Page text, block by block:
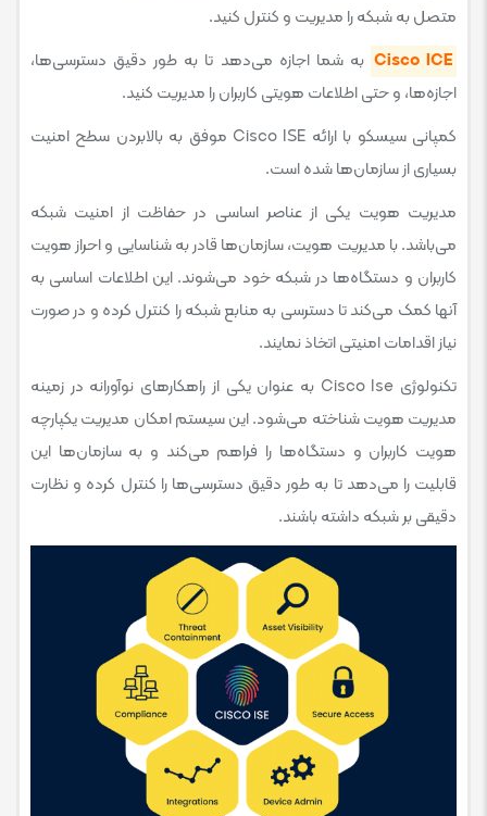
متصل به شبکه را مدیریت و کنترل کنید.
Cisco ICE به شما اجازه می‌دهد تا به طور دقیق دسترسی‌ها،
اجازه‌ها، و حتی اطلاعات هویتی کاربران را مدیریت کنید.
کمپانی سیسکو با ارائه Cisco ISE موفق به بالابردن سطح امنیت
بسیاری از سازمان‌ها شده است.
مدیریت هویت یکی از عناصر اساسی در حفاظت از امنیت شبکه
می‌باشد. با مدیریت هویت، سازمان‌ها قادر به شناسایی و احراز هویت
کاربران و دستگاه‌ها در شبکه خود می‌شوند. این اطلاعات اساسی به
آنها کمک می‌کند تا دسترسی به منابع شبکه را کنترل کرده و در صورت
نیاز اقدامات امنیتی اتخاذ نمایند.
تکنولوژی Cisco Ise به عنوان یکی از راهکارهای نوآورانه در زمینه
مدیریت هویت شناخته می‌شود. این سیستم امکان مدیریت یکپارچه
هویت کاربران و دستگاه‌ها را فراهم می‌کند و به سازمان‌ها این
قابلیت را می‌دهد تا به طور دقیق دسترسی‌ها را کنترل کرده و نظارت
دقیقی بر شبکه داشته باشند.